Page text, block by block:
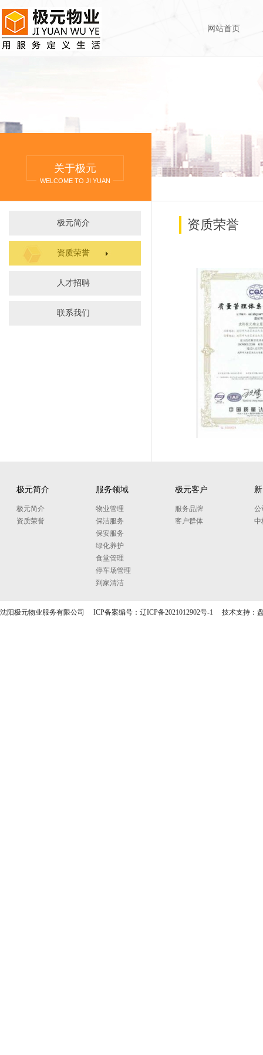
网站首页
关于极元
WELCOME TO JI YUAN
极元简介
资质荣誉
人才招聘
联系我们
资质荣誉
极元简介
极元简介
资质荣誉
服务领域
物业管理
保洁服务
保安服务
绿化养护
食堂管理
停车场管理
到家清洁
极元客户
服务品牌
客户群体
公
中
沈阳极元物业服务有限公司 ICP备案编号： 辽ICP备2021012902号-1 技术支持：